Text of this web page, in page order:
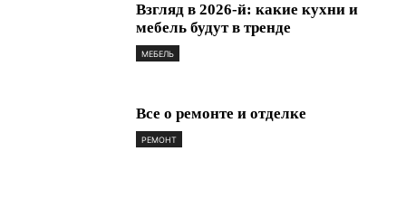
Взгляд в 2026‑й: какие кухни и
мебель будут в тренде
МЕБЕЛЬ
Все о ремонте и отделке
РЕМОНТ